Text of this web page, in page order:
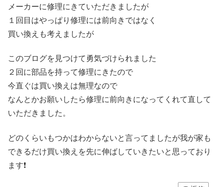
メーカーに修理にきていただきましたが
１回目はやっぱり修理には前向きではなく
買い換えも考えましたが
このブログを見つけて勇気づけられました
２回に部品を持って修理にきたので
今直ぐは買い換えは無理なので
なんとかお願いしたら修理に前向きになってくれて直して
いただきました。
どのくらいもつかはわからないと言ってましたが我が家も
できるだけ買い換えを先に伸ばしていきたいと思っており
ます❗️